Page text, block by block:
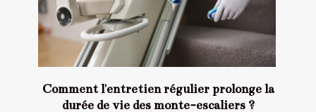
Comment l'entretien régulier prolonge la
durée de vie des monte-escaliers ?